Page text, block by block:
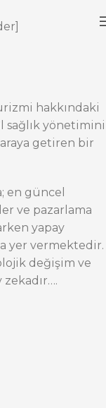
hakkındaki
yönetimini
getiren bir
en güncel
ve pazarlama
yapay
yer vermektedir.
değişim ve